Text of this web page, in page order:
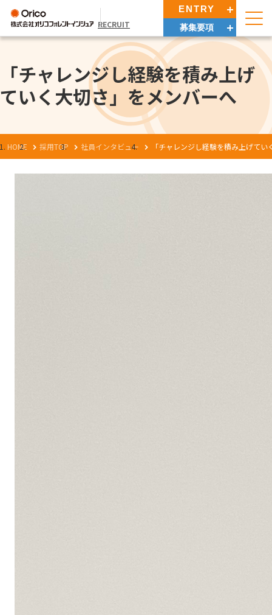
RECRUIT
ENTRY
募集要項
「チャレンジし経験を積み上げ
ていく大切さ」をメンバーへ
HOME 採用TOP 社員インタビュー 「チャレンジし経験を積み上げて